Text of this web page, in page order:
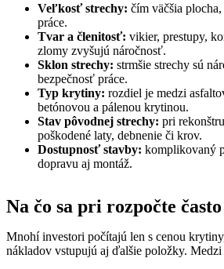
Veľkosť strechy: čím väčšia
práce.
Tvar a členitosť: vikier, prestupy,
zlomy zvyšujú náročnosť.
Sklon strechy: strmšie strechy sú
bezpečnosť práce.
Typ krytiny: rozdiel je medzi
betónovou a pálenou krytinou.
Stav pôvodnej strechy: pri
poškodené laty, debnenie či krov.
Dostupnosť stavby: komplikovaný
dopravu aj montáž.
Na čo sa pri rozpočte
Mnohí investori počítajú len s cenou
nákladov vstupujú aj ďalšie položky. Medzi